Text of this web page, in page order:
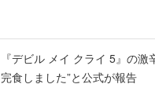
『デビル メイ クライ 5』の
完食しました”と公式が報告